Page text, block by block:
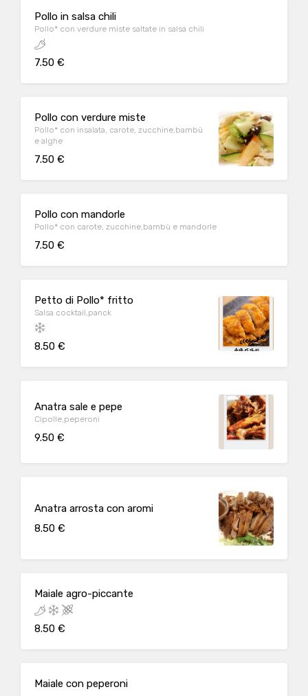
Pollo in salsa chili
Pollo* con verdure miste saltate in salsa chili
7.50 €
Pollo con verdure miste
Pollo* con insalata, carote, zucchine,bambù
e alghe
7.50 €
Pollo con mandorle
Pollo* con carote, zucchine,bambù e mandorle
7.50 €
Petto di Pollo* fritto
Salsa cocktail,panck
8.50 €
Anatra sale e pepe
Cipolle,peperoni
9.50 €
Anatra arrosta con aromi
8.50 €
Maiale agro-piccante
8.50 €
Maiale con peperoni